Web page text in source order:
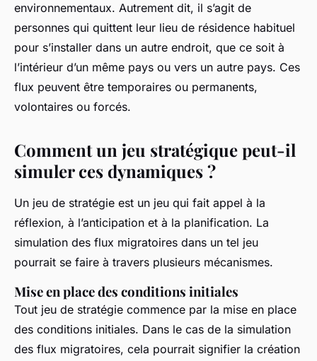
environnementaux. Autrement dit, il s’agit de
personnes qui quittent leur lieu de résidence habituel
pour s’installer dans un autre endroit, que ce soit à
l’intérieur d’un même pays ou vers un autre pays. Ces
flux peuvent être temporaires ou permanents,
volontaires ou forcés.
Comment un jeu stratégique peut-il
simuler ces dynamiques ?
Un jeu de stratégie est un jeu qui fait appel à la
réflexion, à l’anticipation et à la planification. La
simulation des flux migratoires dans un tel jeu
pourrait se faire à travers plusieurs mécanismes.
Mise en place des conditions initiales
Tout jeu de stratégie commence par la mise en place
des conditions initiales. Dans le cas de la simulation
des flux migratoires, cela pourrait signifier la création